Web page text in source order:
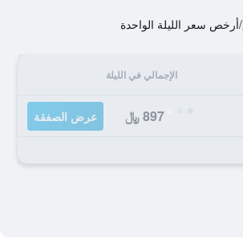
/أرخص سعر الليلة الواحدة
الإجمالي في الليلة
897 ﷼ عرض الصفقة